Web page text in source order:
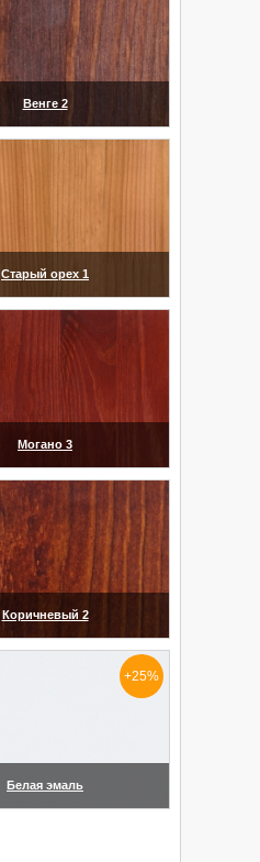
Венге 2
Старый орех 1
Могано 3
Коричневый 2
Белая эмаль
+25%